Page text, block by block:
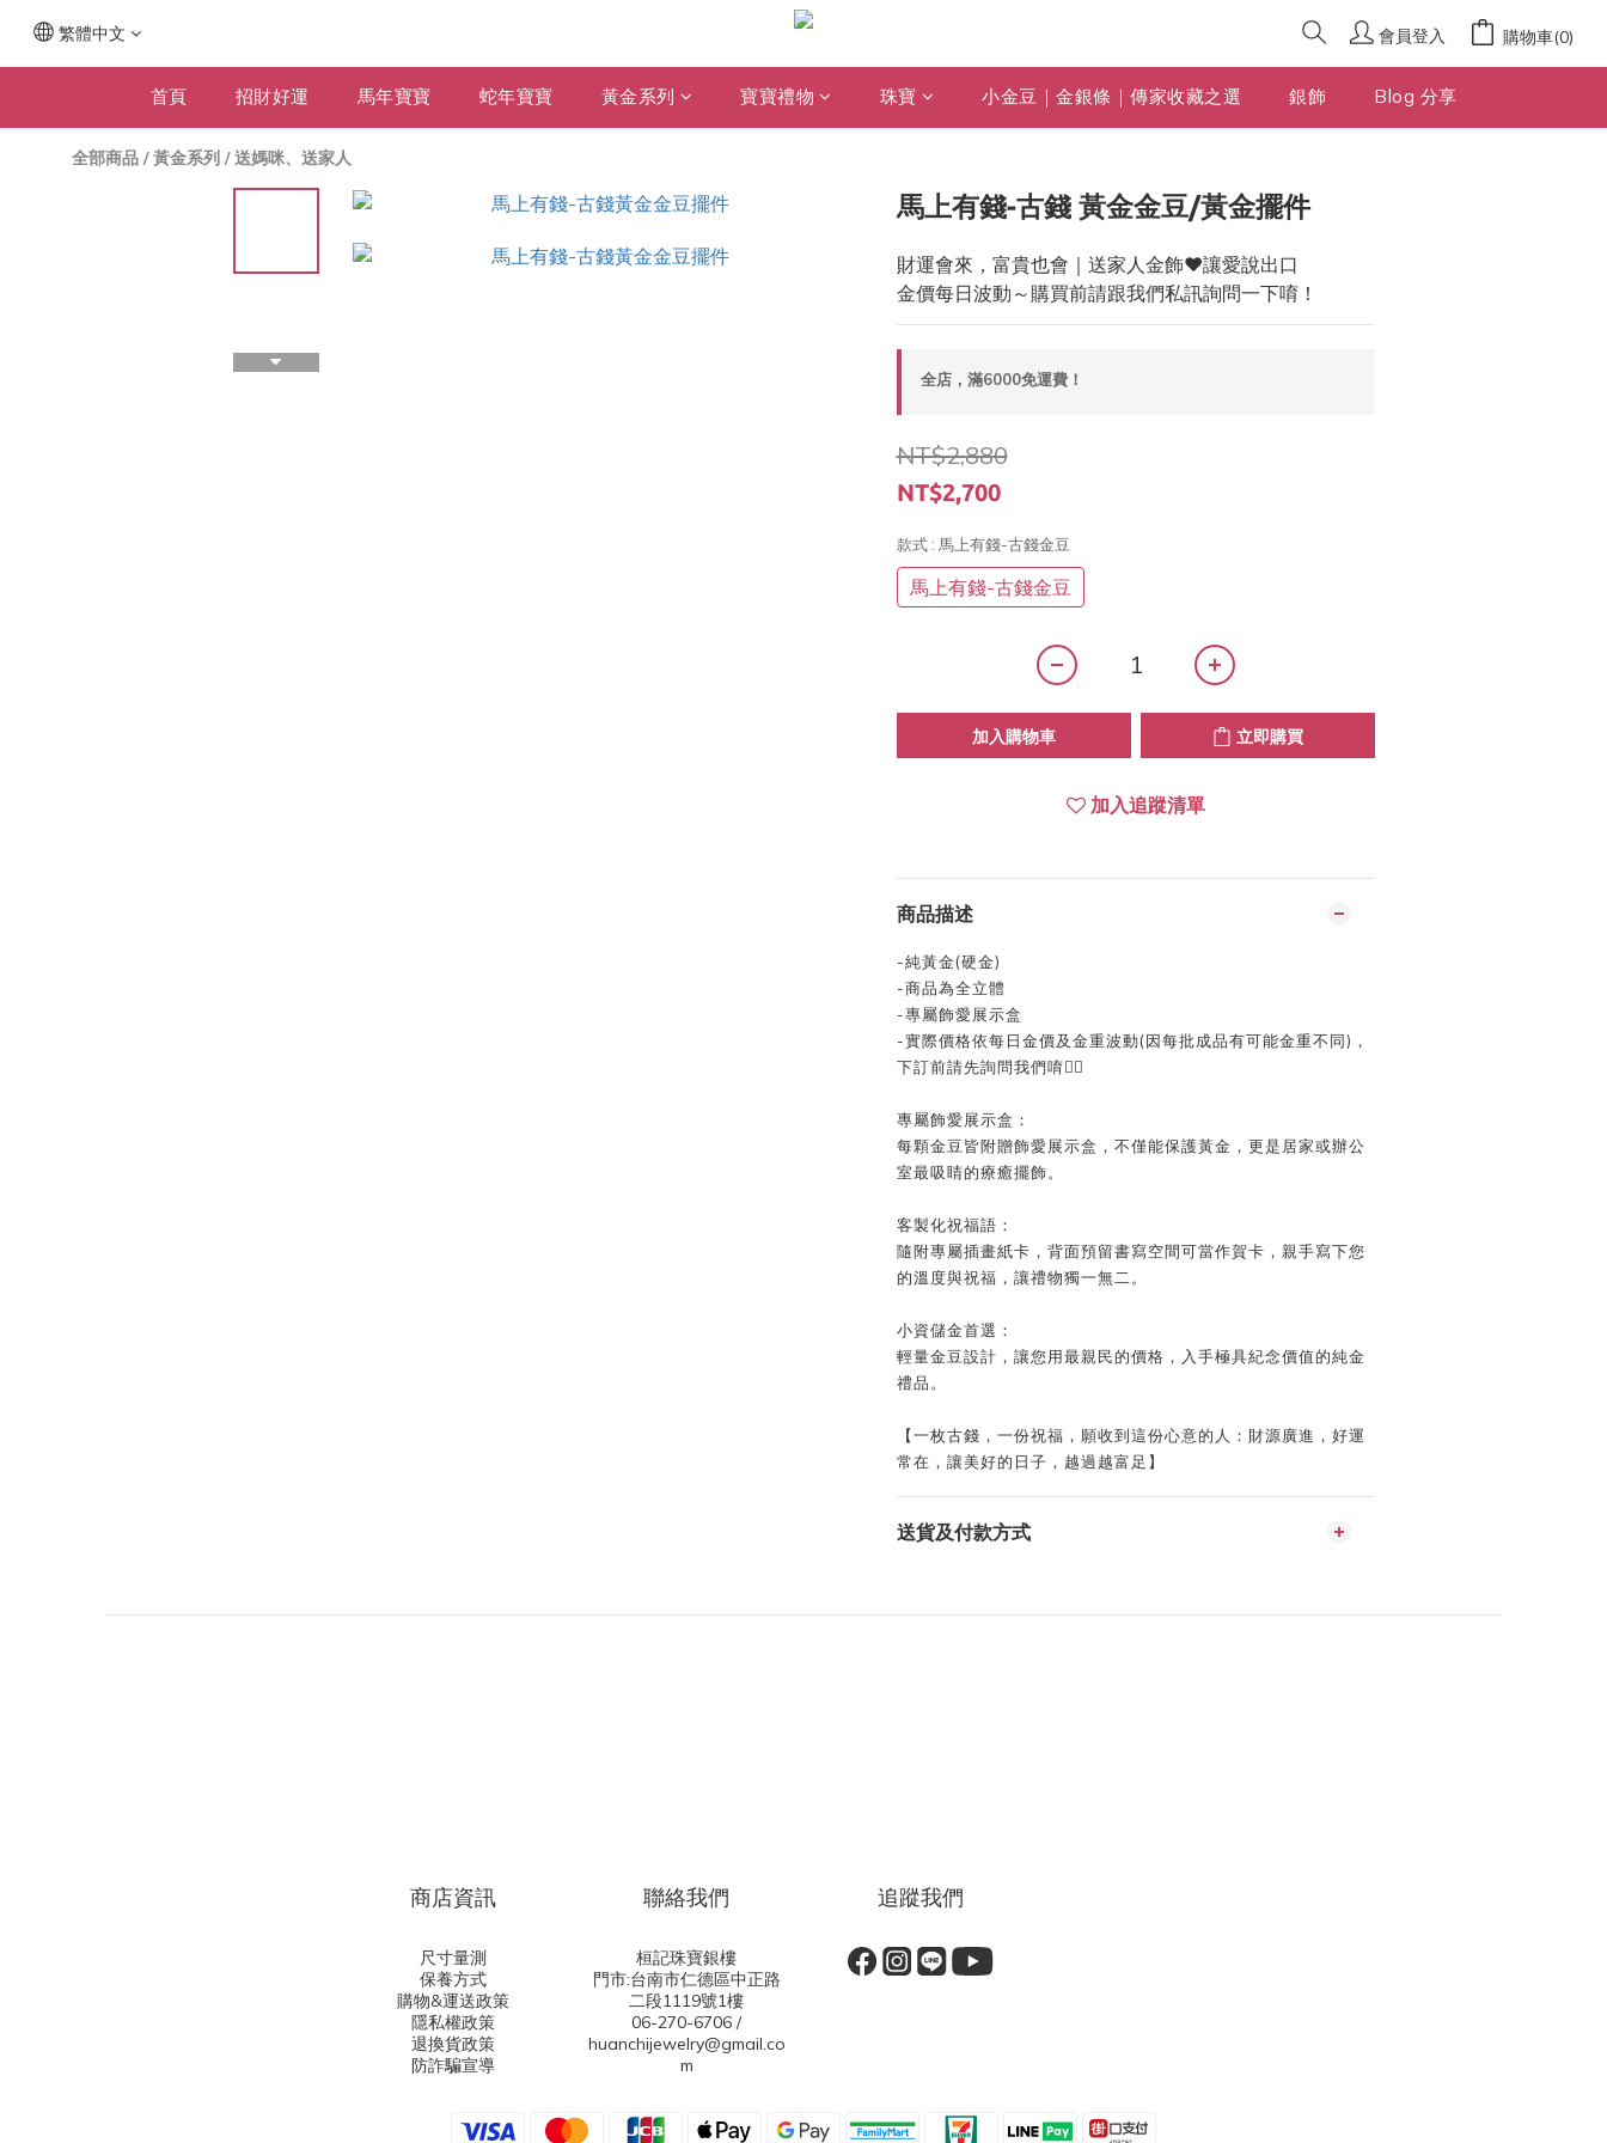
繁體中文 會員登入 購物車(0)
首頁 招財好運 馬年寶寶 蛇年寶寶 黃金系列 寶寶禮物 珠寶 小金豆｜金銀條｜傳家收藏之選 銀飾 Blog 分享
全部商品 /黃金系列 /送媽咪、送家人
馬上有錢-古錢 黃金金豆/黃金擺件
財運會來，富貴也會｜送家人金飾❤️讓愛說出口
金價每日波動～購買前請跟我們私訊詢問一下唷！
全店，滿6000免運費！
NT$2,880
NT$2,700
款式 : 馬上有錢-古錢金豆
馬上有錢-古錢金豆
加入購物車 立即購買
加入追蹤清單
商品描述
-純黃金(硬金)
-商品為全立體
-專屬飾愛展示盒
-實際價格依每日金價及金重波動(因每批成品有可能金重不同)，
下訂前請先詢問我們唷👍🏻
專屬飾愛展示盒：
每顆金豆皆附贈飾愛展示盒，不僅能保護黃金，更是居家或辦公
室最吸睛的療癒擺飾。
客製化祝福語：
隨附專屬插畫紙卡，背面預留書寫空間可當作賀卡，親手寫下您
的溫度與祝福，讓禮物獨一無二。
小資儲金首選：
輕量金豆設計，讓您用最親民的價格，入手極具紀念價值的純金
禮品。
【一枚古錢，一份祝福，願收到這份心意的人：財源廣進，好運
常在，讓美好的日子，越過越富足】
送貨及付款方式
商店資訊
尺寸量測
保養方式
購物&運送政策
隱私權政策
退換貨政策
防詐騙宣導
聯絡我們
桓記珠寶銀樓
門市:台南市仁德區中正路
二段1119號1樓
06-270-6706 /
huanchijewelry@gmail.co
m
追蹤我們